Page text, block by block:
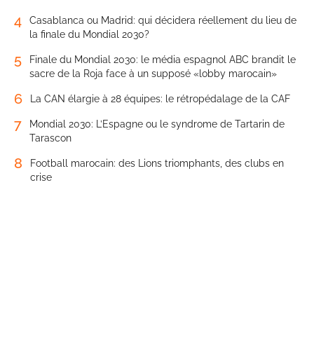
4
Casablanca ou Madrid: qui décidera réellement du lieu de
la finale du Mondial 2030?
5
Finale du Mondial 2030: le média espagnol ABC brandit le
sacre de la Roja face à un supposé «lobby marocain»
6 La CAN élargie à 28 équipes: le rétropédalage de la CAF
7
Mondial 2030: L’Espagne ou le syndrome de Tartarin de
Tarascon
8
Football marocain: des Lions triomphants, des clubs en
crise